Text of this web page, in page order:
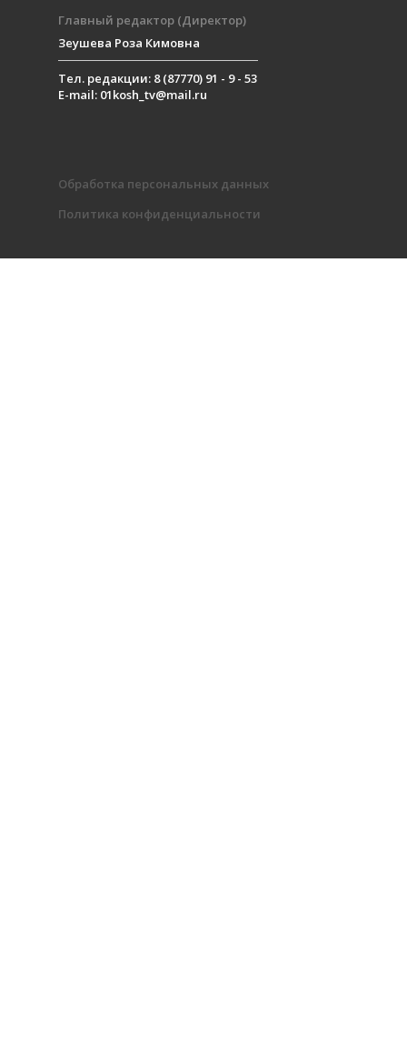
Главный редактор (Директор)
Зеушева Роза Кимовна
Тел. редакции: 8 (87770) 91 - 9 - 53
E-mail: 01kosh_tv@mail.ru
Обработка персональных данных
Политика конфиденциальности